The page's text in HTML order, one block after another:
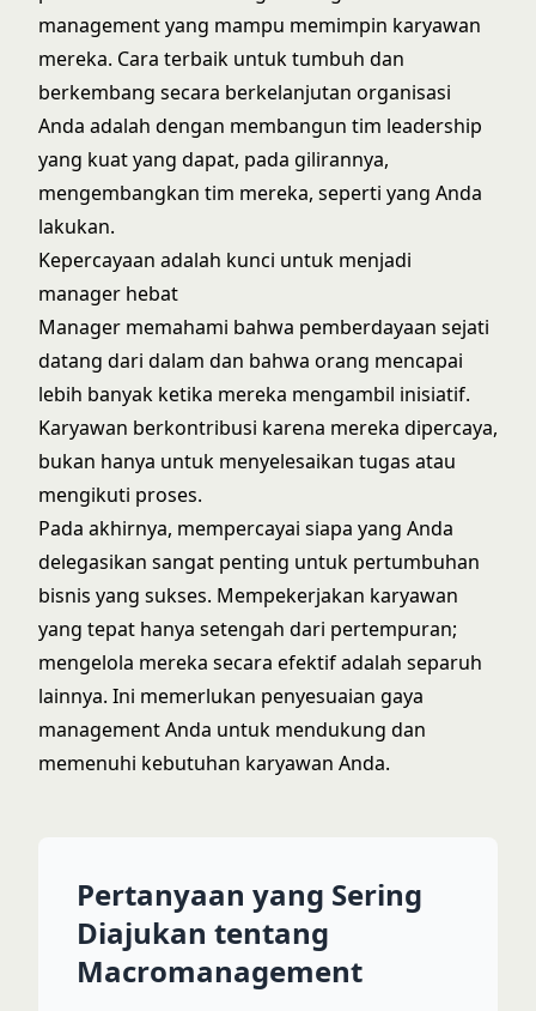
management yang mampu memimpin karyawan
mereka. Cara terbaik untuk tumbuh dan
berkembang secara berkelanjutan organisasi
Anda adalah dengan membangun tim leadership
yang kuat yang dapat, pada gilirannya,
mengembangkan tim mereka, seperti yang Anda
lakukan.
Kepercayaan adalah kunci untuk menjadi
manager hebat
Manager memahami bahwa pemberdayaan sejati
datang dari dalam dan bahwa orang mencapai
lebih banyak ketika mereka mengambil inisiatif.
Karyawan berkontribusi karena mereka dipercaya,
bukan hanya untuk menyelesaikan tugas atau
mengikuti proses.
Pada akhirnya, mempercayai siapa yang Anda
delegasikan sangat penting untuk pertumbuhan
bisnis yang sukses. Mempekerjakan karyawan
yang tepat hanya setengah dari pertempuran;
mengelola mereka secara efektif adalah separuh
lainnya. Ini memerlukan penyesuaian gaya
management Anda untuk mendukung dan
memenuhi kebutuhan karyawan Anda.
Pertanyaan yang Sering
Diajukan tentang
Macromanagement